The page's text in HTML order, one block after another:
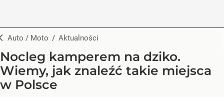
Auto / Moto / Aktualności
Nocleg kamperem na dziko.
Wiemy, jak znaleźć takie miejsca
w Polsce